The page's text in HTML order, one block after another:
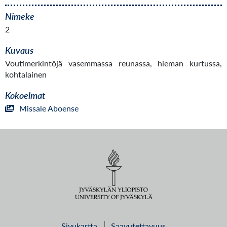
Nimeke
2
Kuvaus
Voutimerkintöjä vasemmassa reunassa, hieman kurtussa,
kohtalainen
Kokoelmat
Missale Aboense